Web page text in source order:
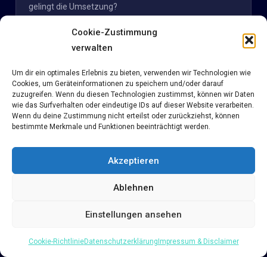
Cookie-Zustimmung
verwalten
Um dir ein optimales Erlebnis zu bieten, verwenden wir Technologien wie
Cookies, um Geräteinformationen zu speichern und/oder darauf
zuzugreifen. Wenn du diesen Technologien zustimmst, können wir Daten
wie das Surfverhalten oder eindeutige IDs auf dieser Website verarbeiten.
Wenn du deine Zustimmung nicht erteilst oder zurückziehst, können
bestimmte Merkmale und Funktionen beeinträchtigt werden.
Akzeptieren
Ablehnen
Einstellungen ansehen
Cookie-RichtlinieDatenschutzerklärung Impressum & Disclaimer
gelingt die Umsetzung?
nach:
KATEGORIEN
(15)
Methodik(4)